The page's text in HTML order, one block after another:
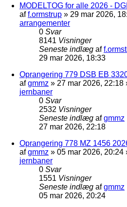
MODELTOG for alle 2026 -
aff.ormstrup » 29 mar 2026,
arrangementer
0 Svar
8141 Visninger
Seneste indlæg af
29 mar 2026, 18:33
Oprangering 779 DSB EB
afgmmz » 27 mar 2026, 22:18
jernbaner
0 Svar
2532 Visninger
Seneste indlæg afgmmz
27 mar 2026, 22:18
Oprangering 778 MZ 1456
afgmmz » 05 mar 2026, 20:24
jernbaner
0 Svar
1551 Visninger
Seneste indlæg afgmmz
05 mar 2026, 20:24